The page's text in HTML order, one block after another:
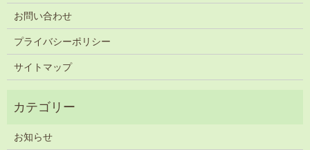
お問い合わせ
プライバシーポリシー
サイトマップ
お知らせ